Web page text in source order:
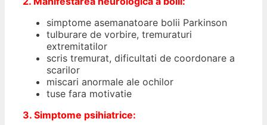
simptome asemanatoare bolii Parkinson
tulburare de vorbire, tremuraturi
extremitatilor
scris tremurat, dificultati de coordonare a
scarilor
miscari anormale ale ochilor
tuse fara motivatie
3. Simptome psihiatrice: